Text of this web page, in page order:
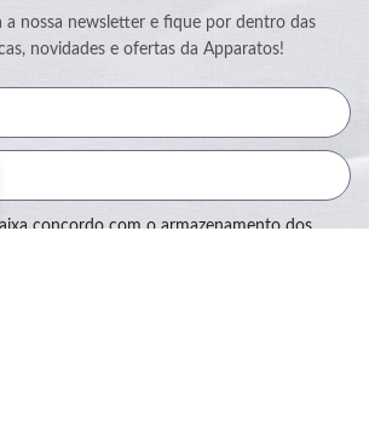
a nossa newsletter e fique por dentro das
novidades e ofertas da Apparatos!
concordo com o armazenamento dos